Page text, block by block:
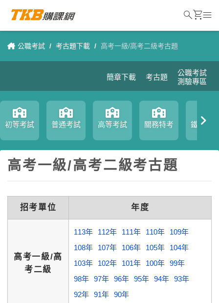
公職考試 / 考古題下載 / 高考一級/高考二級考古題
簡章下載 考古題
公職考試
測驗專區
初等考試 普通考試 高等考試 關務特考 鐵路特
高考一級/高考二級考古題
招考單位 年度
高考一級/高
考二級
113年 112年 111年 110年
109年
108年
107年 106年 105年
104年
103年
102年 101年 100年 99年
98年 97年 96年 95年 94年 93年
92年 91年 90年
searchshopping_cartmenu